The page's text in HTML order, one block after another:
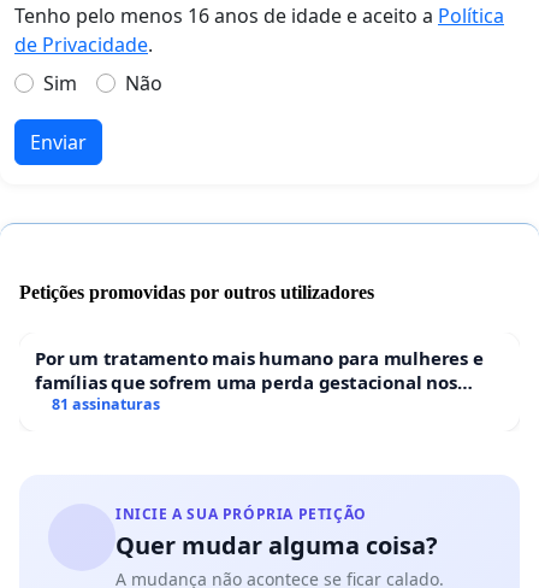
Tenho pelo menos 16 anos de idade e aceito a Política
de Privacidade.
Sim
Não
Enviar
Petições promovidas por outros utilizadores
Por um tratamento mais humano para mulheres e
famílias que sofrem uma perda gestacional nos
hospitais portugueses
81 assinaturas
INICIE A SUA PRÓPRIA PETIÇÃO
Quer mudar alguma coisa?
A mudança não acontece se ficar calado.